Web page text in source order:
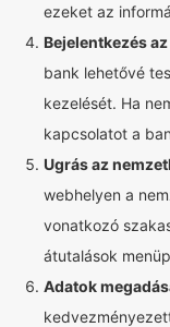
ezeket az
Bejelentkezés
bank lehetővé
kezelését. Ha
kapcsolatot a
Ugrás az
webhelyen a
vonatkozó
átutalások
Adatok